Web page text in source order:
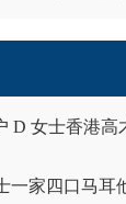
D 女士香港高
一家四口马耳